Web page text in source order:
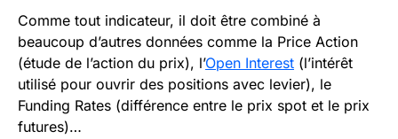
Comme tout indicateur, il doit être combiné à
beaucoup d’autres données comme la Price Action
(étude de l’action du prix), l’Open Interest (l’intérêt
utilisé pour ouvrir des positions avec levier), le
Funding Rates (différence entre le prix spot et le prix
futures)…